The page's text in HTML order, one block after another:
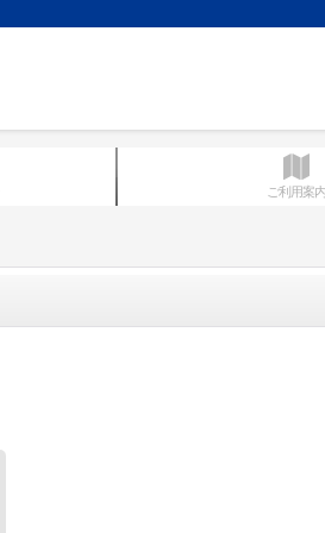
ご利用案内